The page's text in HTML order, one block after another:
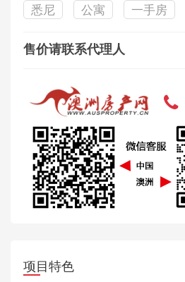
悉尼
公寓 一手房
售价请联系代理人
项目特色